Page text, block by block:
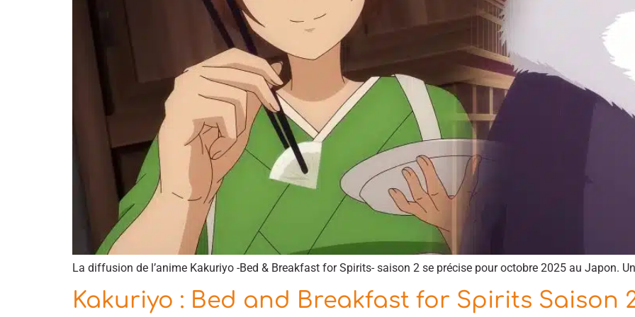
La diffusion de l’anime Kakuriyo -Bed & Breakfast for Spirits- saison 2 se précise pour octobre 2025 au Japon.
Kakuriyo : Bed and Breakfast for Spirits Saison